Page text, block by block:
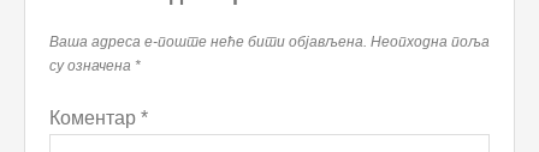
Ваша адреса е-поште неће бити објављена. Неопходна поља
су означена *
Коментар *